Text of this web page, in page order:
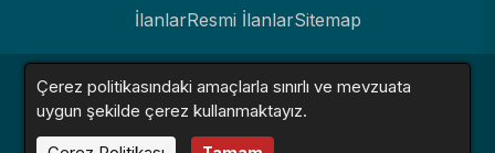
İlanlarResmi İlanlarSitemap
Haber Sitesi © 2016 - 2024. Tüm Hakları Saklıdır.
Çerez politikasındaki amaçlarla sınırlı ve mevzuata
uygun şekilde çerez kullanmaktayız.